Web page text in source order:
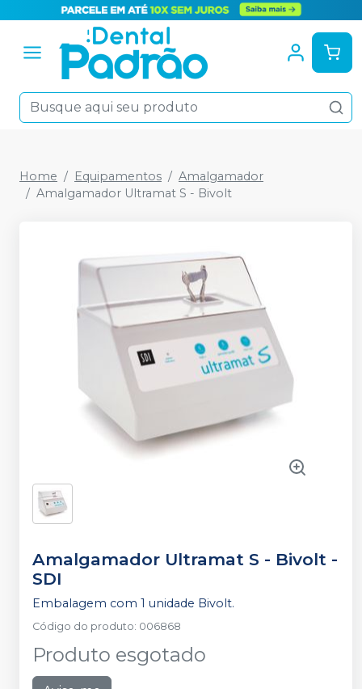
Home Equipamentos
Amalgamador
Amalgamador Ultramat S - Bivolt
Amalgamador Ultramat S - Bivolt -
SDI
Embalagem com 1 unidade Bivolt.
Código do produto: 006868
Produto esgotado